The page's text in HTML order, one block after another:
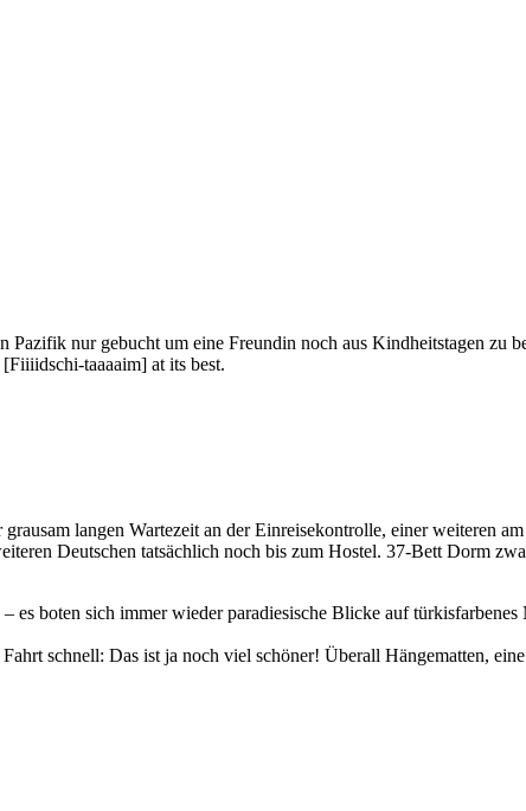
nur gebucht um eine Freundin noch aus Kindheitstagen zu
taaaaim] at its best.
langen Wartezeit an der Einreisekontrolle, einer weiteren
Deutschen tatsächlich noch bis zum Hostel. 37-Bett Dorm
boten sich immer wieder paradiesische Blicke auf
schnell: Das ist ja noch viel schöner! Überall Hängematten,